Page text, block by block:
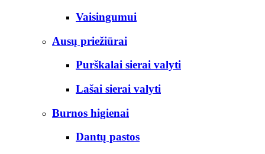
Vaisingumui
Ausų priežiūrai
Purškalai sierai valyti
Lašai sierai valyti
Burnos higienai
Dantų pastos